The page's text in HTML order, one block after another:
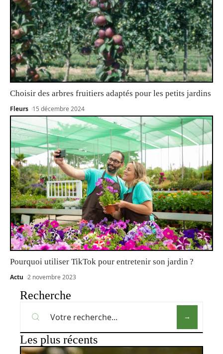
Choisir des arbres fruitiers adaptés pour les petits jardins
Fleurs 15 décembre 2024
Pourquoi utiliser TikTok pour entretenir son jardin ?
Actu 2 novembre 2023
Recherche
Les plus récents